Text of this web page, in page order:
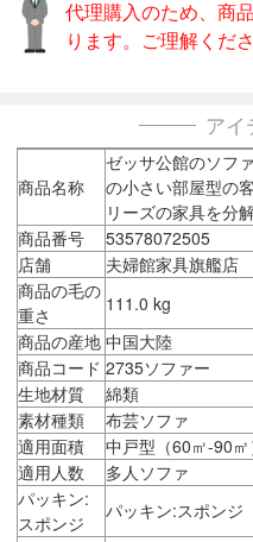
代理購入のため、商
ります。ご理解くださ
アイ
商品名称
ゼッサ公館のソフ
の小さい部屋型の
リーズの家具を分
商品番号
53578072505
店舗
夫婦館家具旗艦店
商品の毛の
重さ
111.0 kg
商品の産地 中国大陸
商品コード 2735ソファー
生地材質
綿類
素材種類
布芸ソファ
適用面積
中戸型（60㎡-90㎡
適用人数
多人ソファ
パッキン:
スポンジ
パッキン:スポンジ